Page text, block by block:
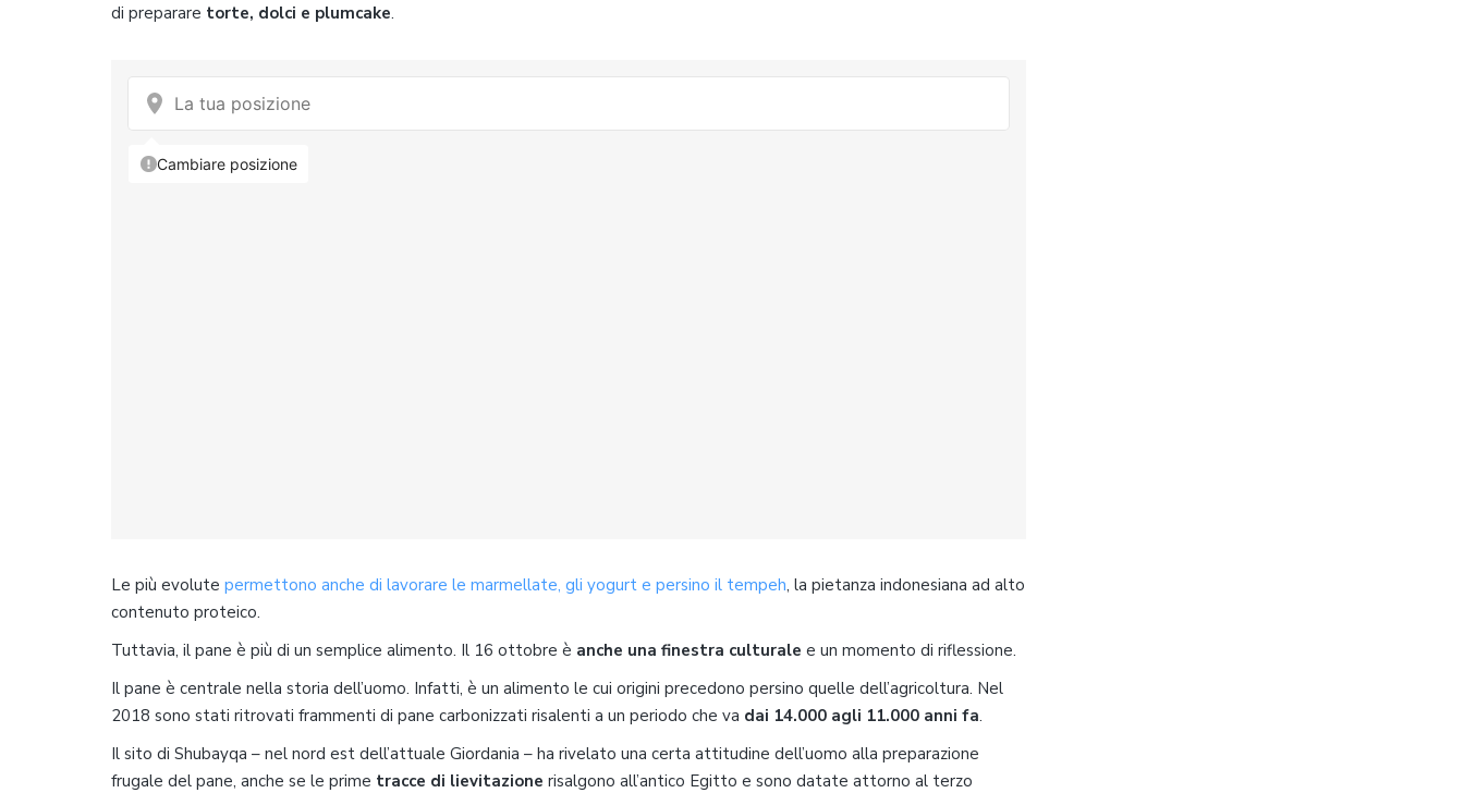
di preparare torte, dolci e plumcake.
Le più evolute permettono anche di lavorare le marmellate, gli yogurt e persino il tempeh, la pietanza indonesiana ad alto
contenuto proteico.
Tuttavia, il pane è più di un semplice alimento. Il 16 ottobre è anche una finestra culturale e un momento di riflessione.
Il pane è centrale nella storia dell’uomo. Infatti, è un alimento le cui origini precedono persino quelle dell’agricoltura. Nel
2018 sono stati ritrovati frammenti di pane carbonizzati risalenti a un periodo che va dai 14.000 agli 11.000 anni fa.
Il sito di Shubayqa – nel nord est dell’attuale Giordania – ha rivelato una certa attitudine dell’uomo alla preparazione
frugale del pane, anche se le prime tracce di lievitazione risalgono all’antico Egitto e sono datate attorno al terzo